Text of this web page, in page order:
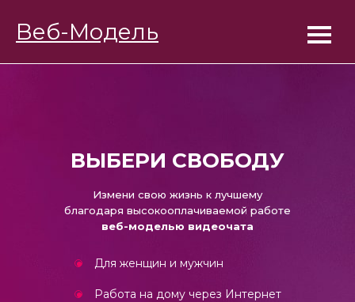
Веб-Модель
BongaModels Работа веб-моделью
ВЫБЕРИ СВОБОДУ
Измени свою жизнь к лучшему
благодаря высокооплачиваемой работе
веб-моделью видеочата
Для женщин и мужчин
Работа на дому через Интернет